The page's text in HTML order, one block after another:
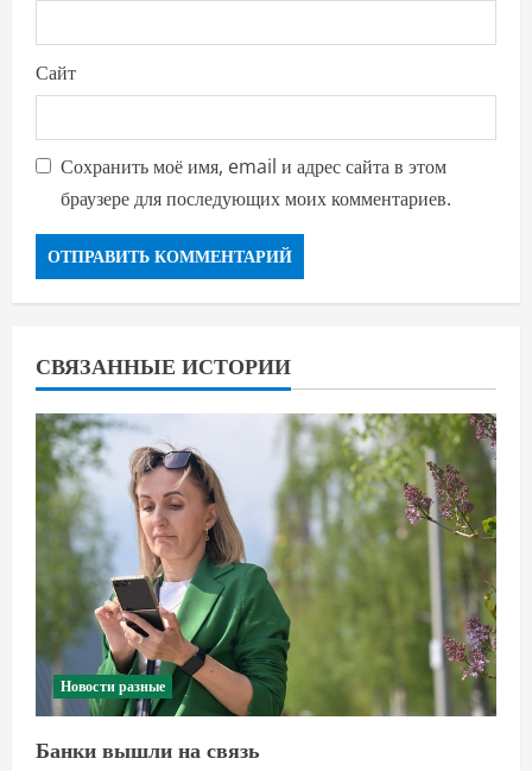
Сайт
Сохранить моё имя, email и адрес сайта в этом
браузере для последующих моих комментариев.
СВЯЗАННЫЕ ИСТОРИИ
Новости разные
Банки вышли на связь